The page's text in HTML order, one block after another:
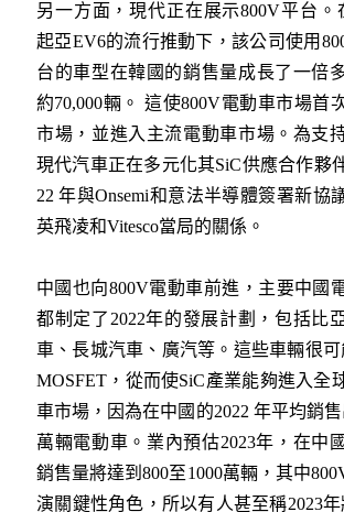
另一方面，現代正在展示800V平台。
起亞EV6的流行推動下，該公司使用
台的車型在韓國的銷售量成長了一倍
約70,000輛。 這使800V電動車市場首
市場，並進入主流電動車市場。為支
現代汽車正在多元化其SiC供應合作夥
22 年與Onsemi和意法半導體簽署新協
英飛凌和Vitesco當局的關係。
中國也向800V電動車前進，主要中國
都制定了2022年的發展計劃，包括比
車、長城汽車、廣汽等。這些車輛很可
MOSFET，從而使SiC產業能夠進入全
車市場，因為在中國的2022 年平均銷
萬輛電動車。業內預估2023年，在中
銷售量將達到800至1000萬輛，其中
演關鍵性角色，所以有人甚至稱2023